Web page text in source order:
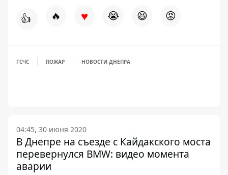
👍 🔥 ♥ 😭 😆 😡
ГСЧС ПОЖАР НОВОСТИ ДНЕПРА
04:45, 30 июня 2020
В Днепре на съезде с Кайдакского моста
перевернулся BMW: видео момента
аварии